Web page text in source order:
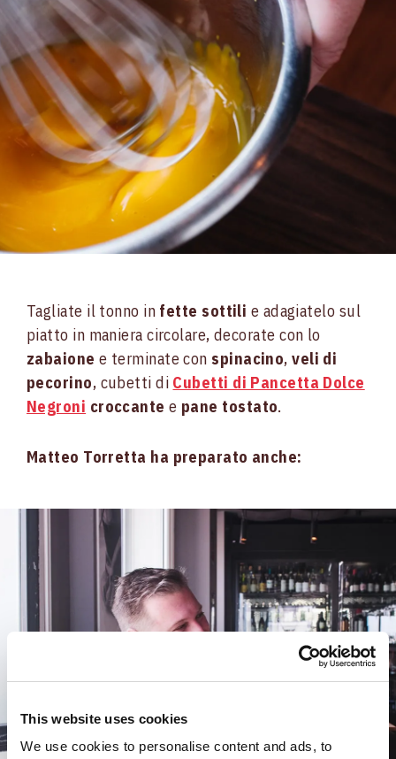
This website uses cookies
We use cookies to personalise content and ads, to
Tagliate il tonno in fette sottili e adagiatelo sul
piatto in maniera circolare, decorate con lo
zabaione e terminate con spinacino,veli di
pecorino, cubetti di Cubetti di Pancetta Dolce
Negroni croccante e pane tostato.
Matteo Torretta ha preparato anche: